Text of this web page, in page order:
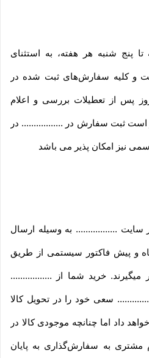
پنج شنبه هر هفته، به استثنای
و کلیه سفارش‏‌های ثبت شده در
پس از تعطیلات بررسی و اعلام
است ثبت سفارش در ................. در
نیز امکان پذیر می باشد
................. به وسیله ارسال
و پیش فاکتور سیستمی از طریق
میگیرند. خرید شما از .................
سعی خود را در تحویل کالا
داد اما چنانچه موجودی کالا در
مشتری به سفارش‌‏گذاری به پایان